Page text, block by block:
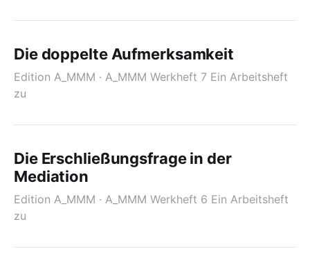
Die doppelte Aufmerksamkeit
Edition A_MMM · A_MMM Werkheft 7 Ein Arbeitsheft
zu
Die Erschließungsfrage in der
Mediation
Edition A_MMM · A_MMM Werkheft 6 Ein Arbeitsheft
zu